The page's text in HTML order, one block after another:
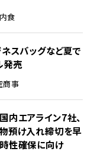
食
スバッグなど夏で
発売
商事
内エアライン7社、
預け入れ締切を早
性確保に向け